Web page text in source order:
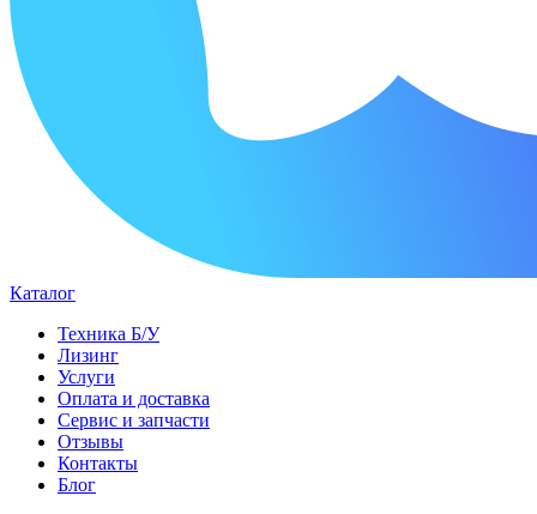
Каталог
Техника Б/У
Лизинг
Услуги
Оплата и доставка
Сервис и запчасти
Отзывы
Контакты
Блог